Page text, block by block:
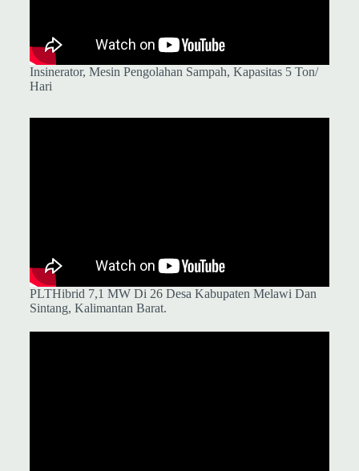
Insinerator, Mesin Pengolahan Sampah, Kapasitas 5 Ton/
Hari
PLTHibrid 7,1 MW Di 26 Desa Kabupaten Melawi Dan
Sintang, Kalimantan Barat.